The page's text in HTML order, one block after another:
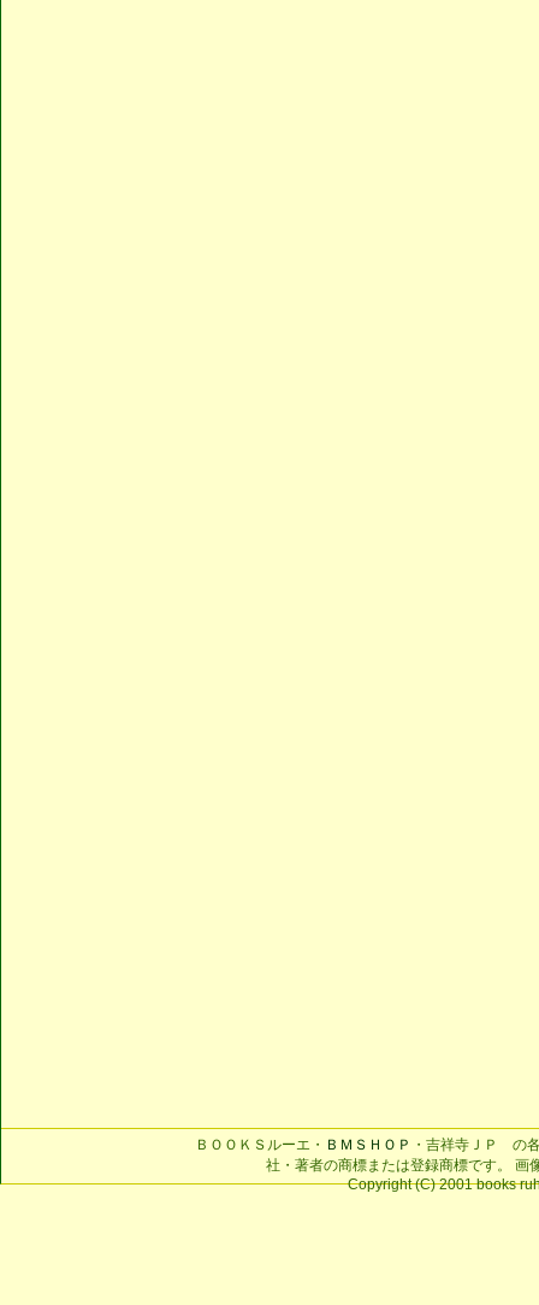
ＢＯＯＫＳルーエ・ ＢＭＳＨＯＰ ・吉祥寺ＪＰ の
社・著者の商標または登録商標です。 画
Copyright (C) 2001 books